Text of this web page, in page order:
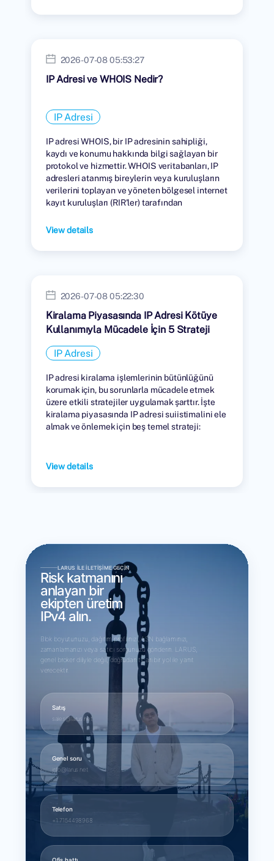
2026-07-08 05:53:27
IP Adresi ve WHOIS Nedir?
IP Adresi
IP adresi WHOIS, bir IP adresinin sahipliği,
kaydı ve konumu hakkında bilgi sağlayan bir
protokol ve hizmettir. WHOIS veritabanları, IP
adresleri atanmış bireylerin veya kuruluşların
verilerini toplayan ve yöneten bölgesel internet
kayıt kuruluşları (RIR'ler) tarafından
View details
2026-07-08 05:22:30
Kiralama Piyasasında IP Adresi Kötüye
Kullanımıyla Mücadele İçin 5 Strateji
IP Adresi
IP adresi kiralama işlemlerinin bütünlüğünü
korumak için, bu sorunlarla mücadele etmek
üzere etkili stratejiler uygulamak şarttır. İşte
kiralama piyasasında IP adresi suiistimalini ele
almak ve önlemek için beş temel strateji:
View details
LARUS ILE İLETIŞIME GEÇIN
Risk katmanını
anlayan bir
ekipten üretim
IPv4 alın.
Blok boyutunuzu, dağıtım profilinizi, ASN bağlamınızı,
zamanlamanızı veya satıcı sorgunuzu gönderin. LARUS,
genel broker diliyle değil, doğrudan ticari bir yol ile yanıt
verecektir.
Satış
sales@larus.net
Genel soru
info@larus.net
Telefon
+1 7154498968